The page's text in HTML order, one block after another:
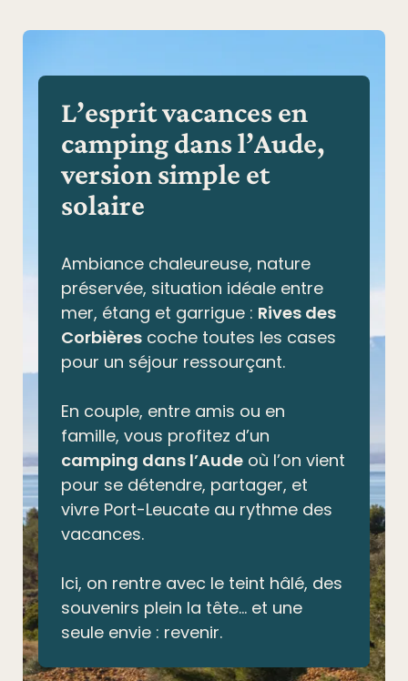
L’esprit vacances en
camping dans l’Aude,
version simple et
solaire
Ambiance chaleureuse, nature
préservée, situation idéale entre
mer, étang et garrigue : Rives des
Corbièrescoche toutes les cases
pour un séjour ressourçant.
En couple, entre amis ou en
famille, vous profitez d’un
camping dans l’Audeoù l’on vient
pour se détendre, partager, et
vivre Port-Leucate au rythme des
vacances.
Ici, on rentre avec le teint hâlé, des
souvenirs plein la tête… et une
seule envie : revenir.